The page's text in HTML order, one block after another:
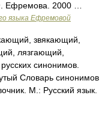
Ефремова. 2000 …
языка Ефремовой
звякающий,
лязгающий,
синонимов.
Словарь синонимов
М.: Русский язык.